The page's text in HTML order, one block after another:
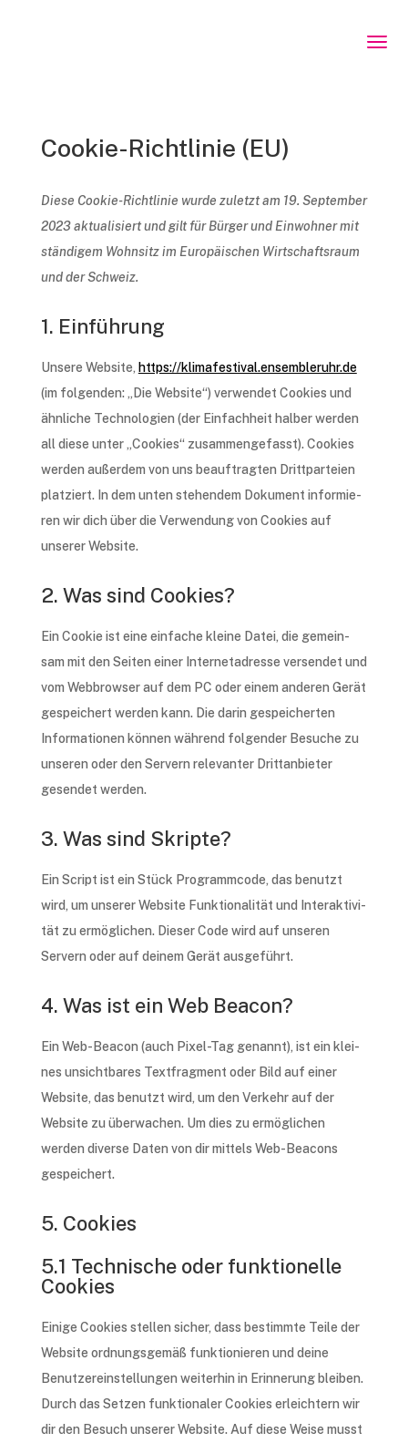
Cookie-Richtlinie (EU)
Diese Cookie-Richt­li­nie wurde zuletzt am 19. Septem­ber
2023 aktua­li­siert und gilt für Bürger und Einwoh­ner mit
stän­di­gem Wohn­sitz im Euro­päi­schen Wirt­schafts­raum
und der Schweiz.
1. Einführung
Unse­re Website, https://klimafestival.ensembleruhr.de
(im folgen­den: „Die Website“) verwen­det Cookies und
ähnli­che Tech­no­lo­gien (der Einfach­heit halber werden
all diese unter „Cookies“ zusam­men­ge­fasst). Cookies
werden außer­dem von uns beauf­trag­ten Dritt­par­tei­en
plat­ziert. In dem unten stehen­dem Doku­ment infor­mie­
ren wir dich über die Verwen­dung von Cookies auf
unse­rer Website.
2. Was sind Cookies?
Ein Cookie ist eine einfa­che klei­ne Datei, die gemein­
sam mit den Seiten einer Inter­net­adres­se versen­det und
vom Webbrow­ser auf dem PC oder einem ande­ren Gerät
gespei­chert werden kann. Die darin gespei­cher­ten
Infor­ma­tio­nen können während folgen­der Besu­che zu
unse­ren oder den Servern rele­van­ter Dritt­an­bie­ter
gesen­det werden.
3. Was sind Skripte?
Ein Script ist ein Stück Programm­code, das benutzt
wird, um unse­rer Website Funk­tio­na­li­tät und Inter­ak­ti­vi­
tät zu ermög­li­chen. Dieser Code wird auf unse­ren
Servern oder auf deinem Gerät ausgeführt.
4. Was ist ein Web Beacon?
Ein Web-Beacon (auch Pixel-Tag genannt), ist ein klei­
nes unsicht­ba­res Text­frag­ment oder Bild auf einer
Website, das benutzt wird, um den Verkehr auf der
Website zu über­wa­chen. Um dies zu ermög­li­chen
werden diver­se Daten von dir mittels Web-Beacons
gespeichert.
5. Cookies
5.1 Technische oder funktionelle
Cookies
Eini­ge Cookies stel­len sicher, dass bestimm­te Teile der
Website ordnungs­ge­mäß funk­tio­nie­ren und deine
Benut­zer­ein­stel­lun­gen weiter­hin in Erin­ne­rung blei­ben.
Durch das Setzen funk­tio­na­ler Cookies erleich­tern wir
dir den Besuch unse­rer Website. Auf diese Weise musst